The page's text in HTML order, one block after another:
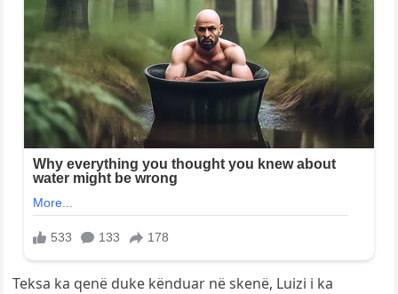
Teksa ka qenë duke kënduar në skenë, Luizi i ka